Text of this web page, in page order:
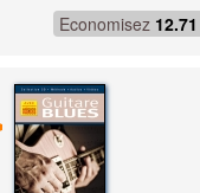
Economisez 12.71